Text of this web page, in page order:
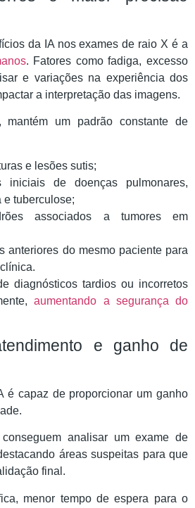
da IA nos exames de raio X é a
. Fatores como fadiga, excesso
e variações na experiência dos
a interpretação das imagens.
um padrão constante de
e lesões sutis;
iniciais de doenças pulmonares,
e tuberculose;
associados a tumores em
anteriores do mesmo paciente para
diagnósticos tardios ou incorretos
aumentando a segurança do
e ganho de
é capaz de proporcionar um ganho
analisar um exame de
áreas suspeitas para que
final.
menor tempo de espera para o